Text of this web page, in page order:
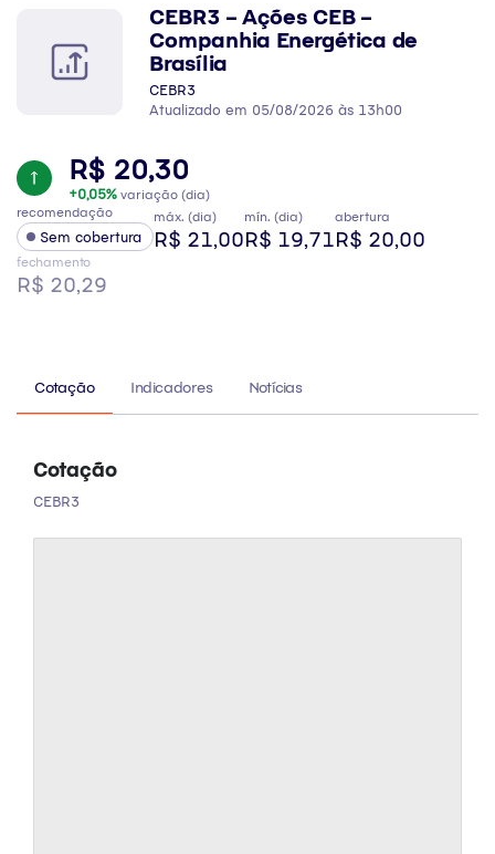
CEBR3 – Ações CEB –
Companhia Energética de
Brasília
CEBR3
Atualizado em 05/08/2026 às 13h00
R$ 20,30
+0,05% variação (dia)
recomendação
Sem cobertura
máx. (dia)
R$ 21,00
mín. (dia)
R$ 19,71
abertura
R$ 20,00
fechamento
R$ 20,29
Cotação Indicadores Notícias
Cotação
CEBR3